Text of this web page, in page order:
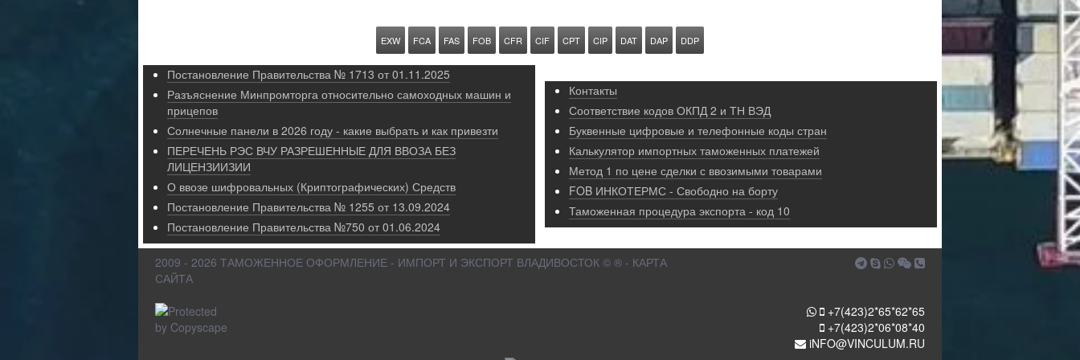
пункте А10.
EXW FCA FAS FOB CFR CIF CPT CIP DAT DAP DDP
Постановление Правительства № 1713 от 01.11.2025
Разъяснение Минпромторга относительно самоходных машин и
прицепов
Солнечные панели в 2026 году - какие выбрать и как привезти
ПЕРЕЧЕНЬ РЭС ВЧУ РАЗРЕШЕННЫЕ ДЛЯ ВВОЗА БЕЗ
ЛИЦЕНЗИИЗИИ
О ввозе шифровальных (Криптографических) Средств
Постановление Правительства № 1255 от 13.09.2024
Постановление Правительства №750 от 01.06.2024
Контакты
Соответствие кодов ОКПД 2 и ТН ВЭД
Буквенные цифровые и телефонные коды стран
Калькулятор импортных таможенных платежей
Метод 1 по цене сделки с ввозимыми товарами
FOB ИНКОТЕРМС - Свободно на борту
Таможенная процедура экспорта - код 10
2009 - 2026 ТАМОЖЕННОЕ ОФОРМЛЕНИЕ - ИМПОРТ И ЭКСПОРТ ВЛАДИВОСТОК © ® - КАРТА
САЙТА
+7(423)2*65*62*65
+7(423)2*06*08*40
iNFO@VINCULUM.RU